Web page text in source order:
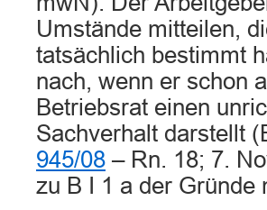
Umstände mitteilen,
tatsächlich bestimmt
nach, wenn er schon
Betriebsrat einen
Sachverhalt darstellt
945/08 – Rn. 18; 7.
zu B I 1 a der Gründe